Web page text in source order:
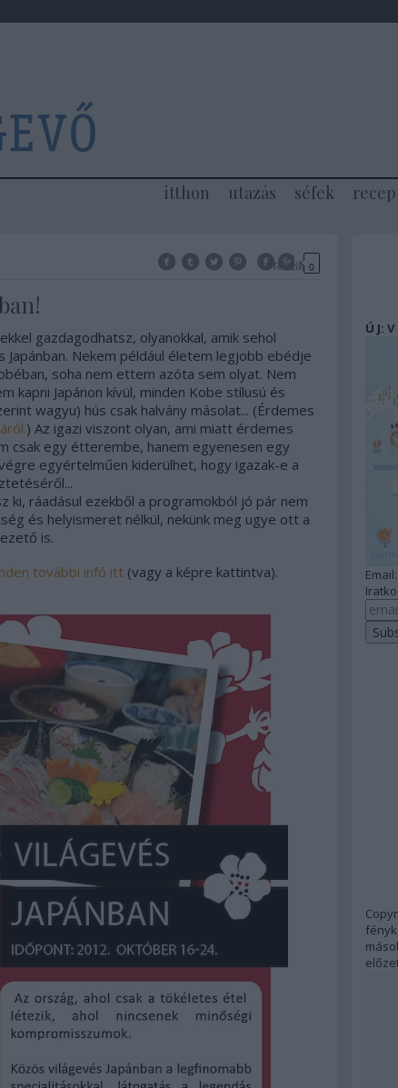
itthon utazás séfek
Tetszik 0
gazdagodhatsz, olyanokkal, amik sehol
Nekem például életem legjobb ebédje
soha nem ettem azóta sem olyat. Nem
kapni Japánon kívül, minden Kobe stílusú és
wagyu) hús csak halvány másolat... (Érdemes
) Az igazi viszont olyan, ami miatt érdemes
csak egy étterembe, hanem egyenesen egy
egyértelműen kiderülhet, hogy igazak-e a
ki, ráadásul ezekből a programokból jó pár nem
és helyismeret nélkül, nekünk meg ugye ott a
is.
további infó itt(vagy a képre kattintva).
Ú J: